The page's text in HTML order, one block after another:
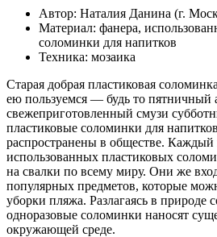
Автор: Наталия Данина (г.
Материал: фанера,
соломинки для напитков
Техника: мозаика
Старая добрая пластиковая
ею пользуемся — будь то пятничный
свежеприготовленный смузи
пластиковые соломинки для
распространены в обществе.
использованных пластиковых
на свалки по всему миру. Они же
популярных предметов, которые
уборки пляжа. Разлагаясь в природе
одноразовые соломинки наносят
окружающей среде.